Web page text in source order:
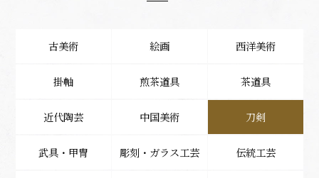
古美術 絵画 西洋美術
掛軸 煎茶道具 茶道具
近代陶芸 中国美術 刀剣
武具・甲冑 彫刻・ガラス工芸 伝統工芸